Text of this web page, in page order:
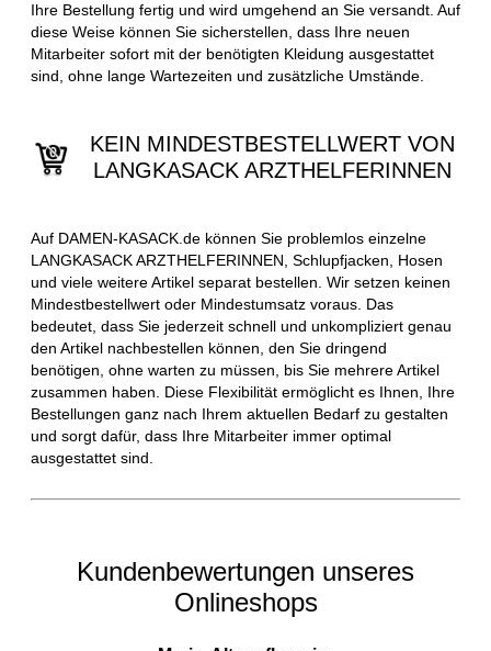
Ihre Bestellung fertig und wird umgehend an Sie versandt. Auf
diese Weise können Sie sicherstellen, dass Ihre neuen
Mitarbeiter sofort mit der benötigten Kleidung ausgestattet
sind, ohne lange Wartezeiten und zusätzliche Umstände.
KEIN MINDESTBESTELLWERT VON
LANGKASACK ARZTHELFERINNEN
Auf DAMEN-KASACK.de können Sie problemlos einzelne
LANGKASACK ARZTHELFERINNEN, Schlupfjacken, Hosen
und viele weitere Artikel separat bestellen. Wir setzen keinen
Mindestbestellwert oder Mindestumsatz voraus. Das
bedeutet, dass Sie jederzeit schnell und unkompliziert genau
den Artikel nachbestellen können, den Sie dringend
benötigen, ohne warten zu müssen, bis Sie mehrere Artikel
zusammen haben. Diese Flexibilität ermöglicht es Ihnen, Ihre
Bestellungen ganz nach Ihrem aktuellen Bedarf zu gestalten
und sorgt dafür, dass Ihre Mitarbeiter immer optimal
ausgestattet sind.
Kundenbewertungen unseres
Onlineshops